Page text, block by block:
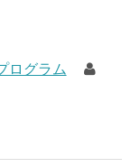
ログラム